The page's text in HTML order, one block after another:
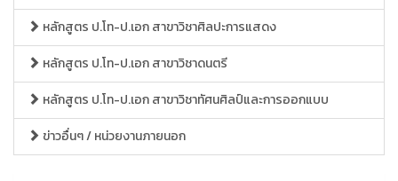
หลักสูตร ป.โท-ป.เอก สาขาวิชาศิลปะการแสดง
หลักสูตร ป.โท-ป.เอก สาขาวิชาดนตรี
หลักสูตร ป.โท-ป.เอก สาขาวิชาทัศนศิลป์และการออกแบบ
ข่าวอื่นๆ / หน่วยงานภายนอก